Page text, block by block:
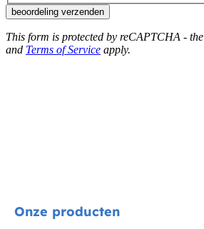
beoordeling verzenden
This form is protected by reCAPTCHA - the
and Terms of Service apply.
Onze producten